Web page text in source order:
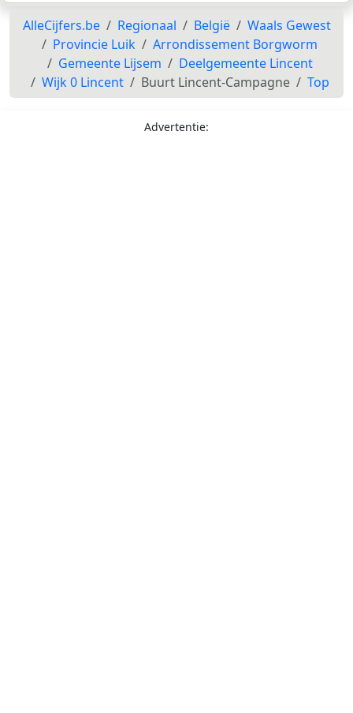
AlleCijfers.be Regionaal België
Waals Gewest
Provincie Luik
Arrondissement Borgworm
Gemeente Lijsem
Deelgemeente Lincent
Wijk 0 Lincent
Buurt Lincent-Campagne Top
Advertentie: